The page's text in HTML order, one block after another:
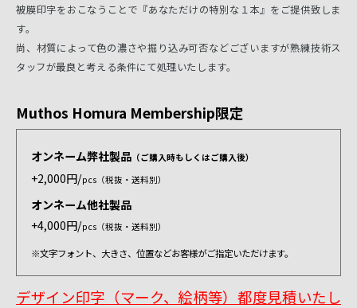
被膜印字をおこなうことで『あなただけの特別な１本』をご提供致しま
す。
尚、材質によって色の濃さや掘り込み可否などございますが熟練技術ス
タッフが最良と考える条件にて処理いたします。
Muthos Homura Membership限定
オンネーム弊社製品（ご購入時もしくはご購入後）
+2,000円/pcs（税抜・送料別）
オンネーム他社製品
+4,000円/pcs（税抜・送料別）
※文字フォント、大きさ、位置などお客様がご指定いただけます。
デザイン印字（マーク、絵柄等）都度見積いたし